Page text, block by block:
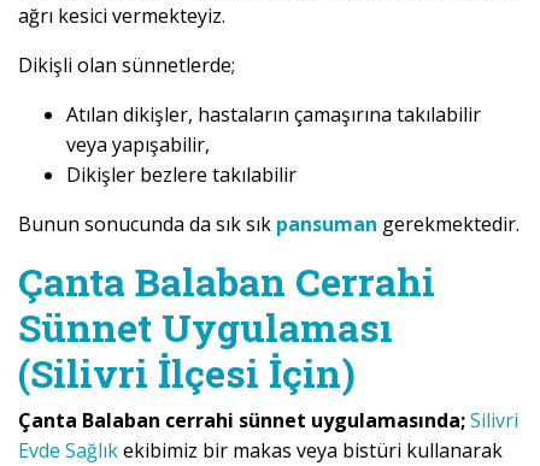
ağrı kesici vermekteyiz.
Dikişli olan sünnetlerde;
Atılan dikişler, hastaların çamaşırına takılabilir
veya yapışabilir,
Dikişler bezlere takılabilir
Bunun sonucunda da sık sık pansuman gerekmektedir.
Çanta Balaban Cerrahi
Sünnet Uygulaması
(Silivri İlçesi İçin)
Çanta Balaban cerrahi sünnet uygulamasında;Silivri
Evde Sağlıkekibimiz bir makas veya bistüri kullanarak